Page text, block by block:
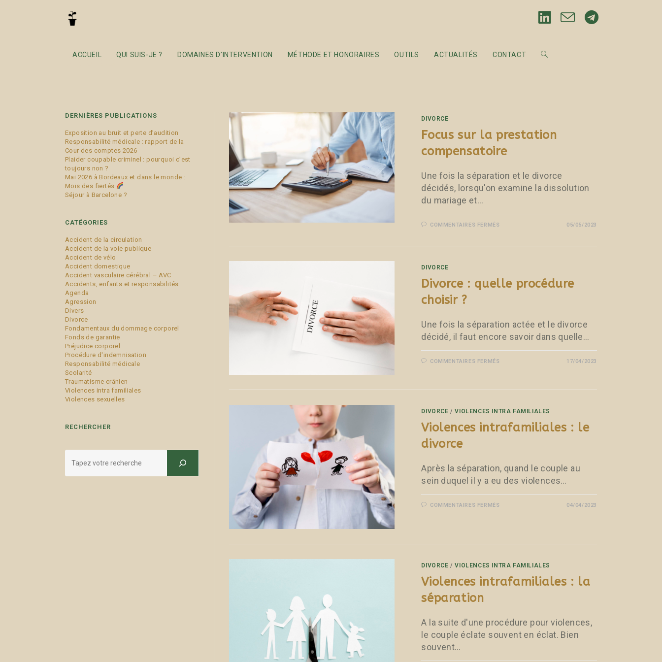
ACCUEIL QUI SUIS-JE ? DOMAINES D’INTERVENTION MÉTHODE ET HONORAIRES OUTILS ACTUALITÉS CONTACT
divorce
DERNIÈRES PUBLICATIONS
Exposition au bruit et perte d’audition
Responsabilité médicale : rapport de la
Cour des comptes 2026
Plaider coupable criminel : pourquoi c’est
toujours non ?
Mai 2026 à Bordeaux et dans le monde :
Mois des fiertés
Séjour à Barcelone ?
CATÉGORIES
Accident de la circulation
Accident de la voie publique
Accident de vélo
Accident domestique
Accident vasculaire cérébral – AVC
Accidents, enfants et responsabilités
Agenda
Agression
Divers
Divorce
Fondamentaux du dommage corporel
Fonds de garantie
Préjudice corporel
Procédure d'indemnisation
Responsabilité médicale
Scolarité
Traumatisme crânien
Violences intra familiales
Violences sexuelles
RECHERCHER
DIVORCE
Focus sur la prestation
compensatoire
Une fois la séparation et le divorce
décidés, lorsqu'on examine la dissolution
du mariage et…
COMMENTAIRES FERMÉS 05/05/2023
DIVORCE
Divorce : quelle procédure
choisir ?
Une fois la séparation actée et le divorce
décidé, il faut encore savoir dans quelle…
COMMENTAIRES FERMÉS 17/04/2023
DIVORCE /VIOLENCES INTRA FAMILIALES
Violences intrafamiliales : le
divorce
Après la séparation, quand le couple au
sein duquel il y a eu des violences…
COMMENTAIRES FERMÉS 04/04/2023
DIVORCE /VIOLENCES INTRA FAMILIALES
Violences intrafamiliales : la
séparation
A la suite d'une procédure pour violences,
le couple éclate souvent en éclat. Bien
souvent…